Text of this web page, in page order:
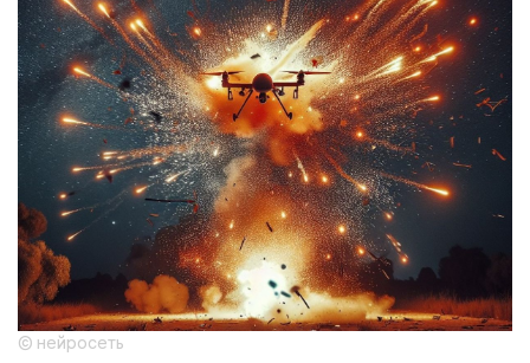
© нейросеть